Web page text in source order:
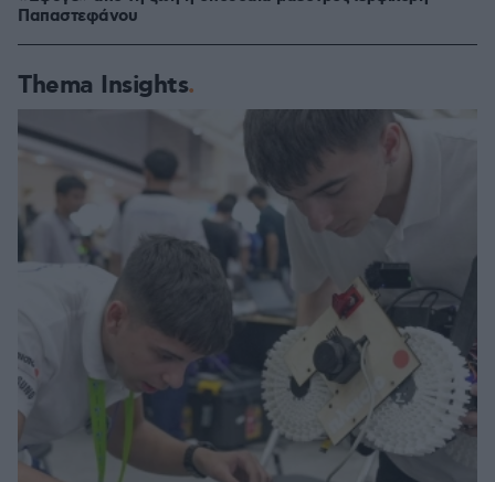
Παπαστεφάνου
Thema Insights